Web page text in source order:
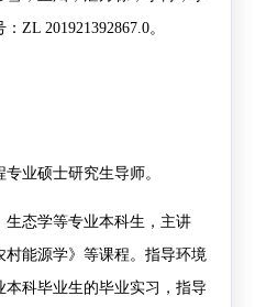
ZL 201921392867.0。
业硕士研究生导师。
态学等专业本科生，主讲
村能源学》等课程。指导环境
科毕业生的毕业实习，指导